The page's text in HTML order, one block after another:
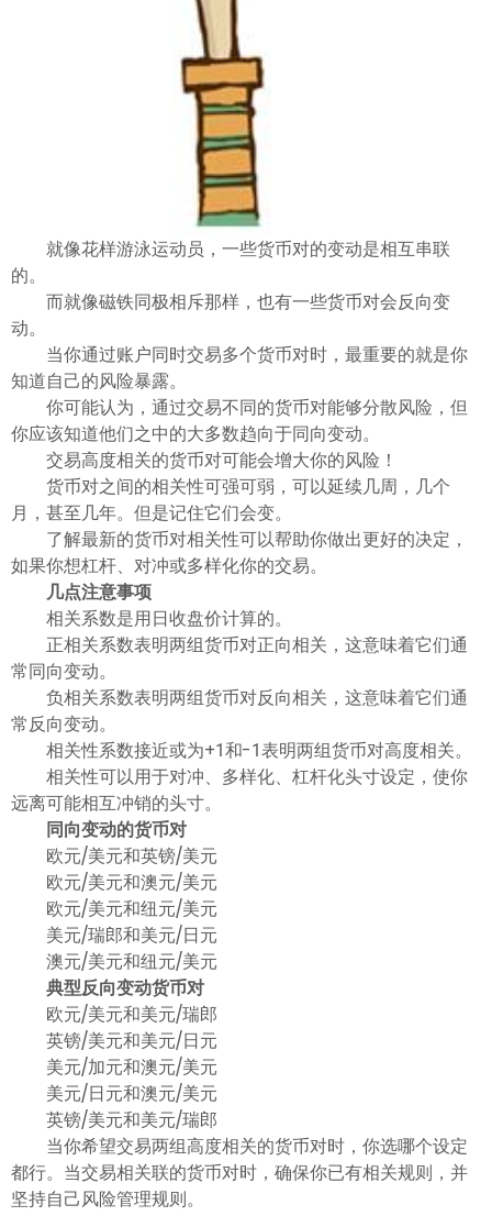
就像花样游泳运动员，一些货币对的变动是相互串联
的。
而就像磁铁同极相斥那样，也有一些货币对会反向变
动。
当你通过账户同时交易多个货币对时，最重要的就是你
知道自己的风险暴露。
你可能认为，通过交易不同的货币对能够分散风险，但
你应该知道他们之中的大多数趋向于同向变动。
交易高度相关的货币对可能会增大你的风险！
货币对之间的相关性可强可弱，可以延续几周，几个
月，甚至几年。但是记住它们会变。
了解最新的货币对相关性可以帮助你做出更好的决定，
如果你想杠杆、对冲或多样化你的交易。
几点注意事项
相关系数是用日收盘价计算的。
正相关系数表明两组货币对正向相关，这意味着它们通
常同向变动。
负相关系数表明两组货币对反向相关，这意味着它们通
常反向变动。
相关性系数接近或为+1和-1表明两组货币对高度相关。
相关性可以用于对冲、多样化、杠杆化头寸设定，使你
远离可能相互冲销的头寸。
同向变动的货币对
欧元/美元和英镑/美元
欧元/美元和澳元/美元
欧元/美元和纽元/美元
美元/瑞郎和美元/日元
澳元/美元和纽元/美元
典型反向变动货币对
欧元/美元和美元/瑞郎
英镑/美元和美元/日元
美元/加元和澳元/美元
美元/日元和澳元/美元
英镑/美元和美元/瑞郎
当你希望交易两组高度相关的货币对时，你选哪个设定
都行。当交易相关联的货币对时，确保你已有相关规则，并
坚持自己风险管理规则。